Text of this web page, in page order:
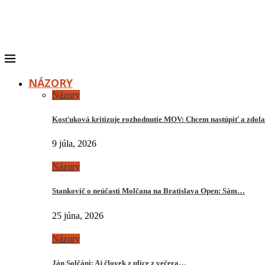
NÁZORY
Názory
Kosťuková kritizuje rozhodnutie MOV: Chcem nastúpiť a
9 júla, 2026
Názory
Stankovič o neúčasti Molčana na Bratislava Open: Sám…
25 júna, 2026
Názory
Ján Solčáni: Aj človek z ulice z večera…